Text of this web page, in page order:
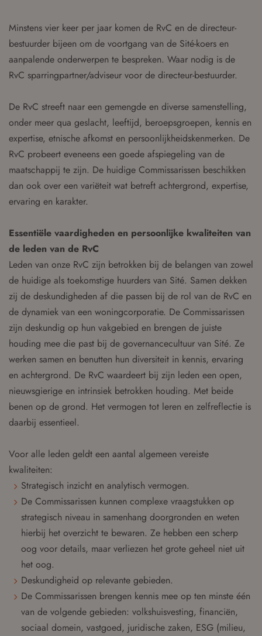
Minstens vier keer per jaar komen de RvC en de directeur-
bestuurder bijeen om de voortgang van de Sité-koers en
aanpalende onderwerpen te bespreken. Waar nodig is de
RvC sparringpartner/adviseur voor de directeur-bestuurder.
De RvC streeft naar een gemengde en diverse samenstelling,
onder meer qua geslacht, leeftijd, beroepsgroepen, kennis en
expertise, etnische afkomst en persoonlijkheidskenmerken. De
RvC probeert eveneens een goede afspiegeling van de
maatschappij te zijn. De huidige Commissarissen beschikken
dan ook over een variëteit wat betreft achtergrond, expertise,
ervaring en karakter.
Essentiële vaardigheden en persoonlijke kwaliteiten van
de leden van de RvC
Leden van onze RvC zijn betrokken bij de belangen van zowel
de huidige als toekomstige huurders van Sité. Samen dekken
zij de deskundigheden af die passen bij de rol van de RvC en
de dynamiek van een woningcorporatie. De Commissarissen
zijn deskundig op hun vakgebied en brengen de juiste
houding mee die past bij de governancecultuur van Sité. Ze
werken samen en benutten hun diversiteit in kennis, ervaring
en achtergrond. De RvC waardeert bij zijn leden een open,
nieuwsgierige en intrinsiek betrokken houding. Met beide
benen op de grond. Het vermogen tot leren en zelfreflectie is
daarbij essentieel.
Voor alle leden geldt een aantal algemeen vereiste
kwaliteiten:
Strategisch inzicht en analytisch vermogen.
De Commissarissen kunnen complexe vraagstukken op
strategisch niveau in samenhang doorgronden en weten
hierbij het overzicht te bewaren. Ze hebben een scherp
oog voor details, maar verliezen het grote geheel niet uit
het oog.
Deskundigheid op relevante gebieden.
De Commissarissen brengen kennis mee op ten minste één
van de volgende gebieden: volkshuisvesting, financiën,
sociaal domein, vastgoed, juridische zaken, ESG (milieu,